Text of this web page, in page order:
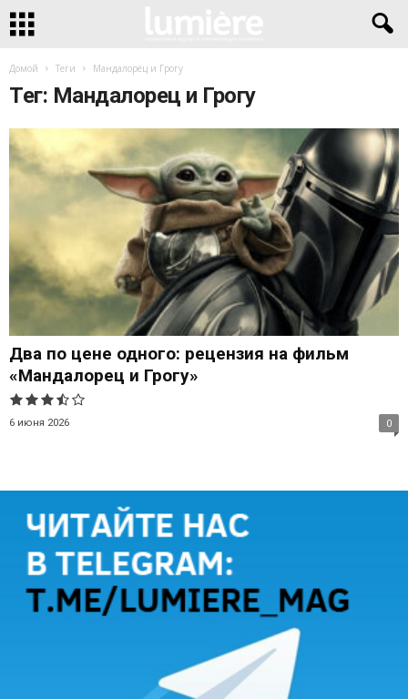
Домой Теги Мандалорец и Грогу
Тег: Мандалорец и Грогу
Два по цене одного: рецензия на фильм
«Мандалорец и Грогу»
6 июня 2026 0